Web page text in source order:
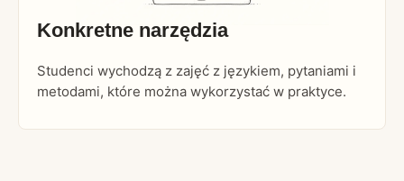
Konkretne narzędzia
Studenci wychodzą z zajęć z językiem, pytaniami i
metodami, które można wykorzystać w praktyce.